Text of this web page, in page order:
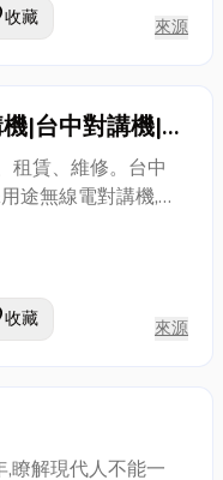
收藏 來源
|台中對講機|
講機|台中無線
租賃、維修。台中
途無線電對講機,海
講機,業務商用無線
營無線電對講機,台
收藏 來源
瞭解現代人不能一